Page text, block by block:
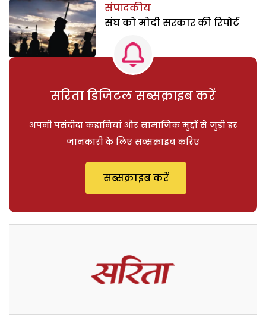
संपादकीय
संघ को मोदी सरकार की रिपोर्ट
सरिता डिजिटल सब्सक्राइब करें
अपनी पसंदीदा कहानियां और सामाजिक मुद्दों से जुड़ी हर
जानकारी के लिए सब्सक्राइब करिए
सब्सक्राइब करें